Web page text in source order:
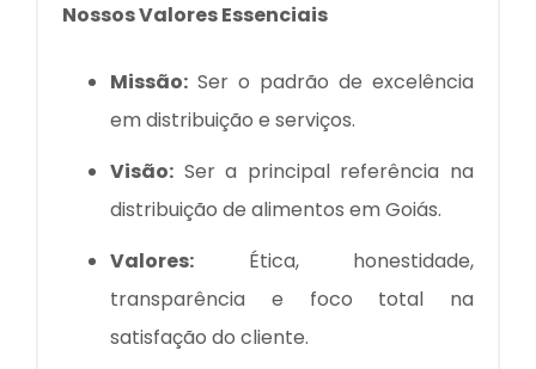
Nossos Valores Essenciais
Missão: Ser o padrão de excelência
em distribuição e serviços.
Visão: Ser a principal referência na
distribuição de alimentos em Goiás.
Valores: Ética, honestidade,
transparência e foco total na
satisfação do cliente.